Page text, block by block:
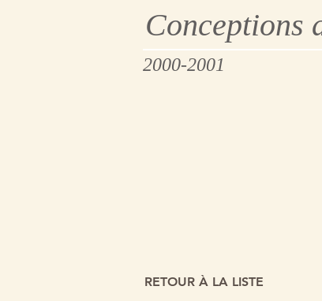
Conceptions
2000-2001
RETOUR À LA LISTE